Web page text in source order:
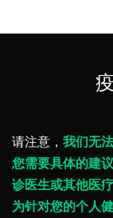
请注意， 我们无
您需要具体的建
诊医生或其他医
为针对您的个人